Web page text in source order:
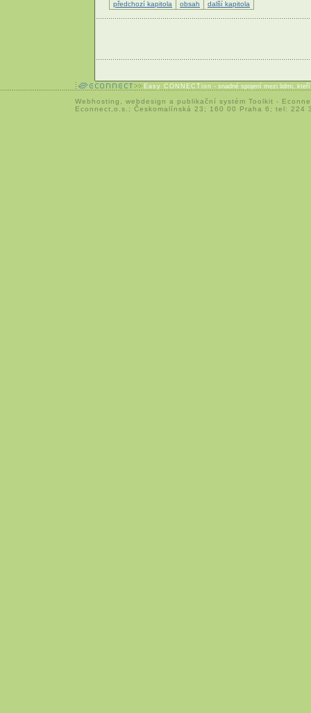
předchozí kapitola obsah další kapitola
Easy CONNECTion - snadné spojení mezi lidmi,
Webhosting webdesign a publikační systém Toolkit -
Econnect,o.s.; Českomalínská 23; 160 00 Praha 6; tel: 224